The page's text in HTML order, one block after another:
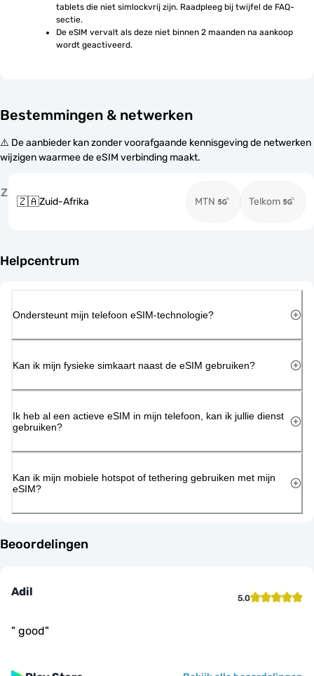
tablets die niet simlockvrij zijn. Raadpleeg bij twijfel de FAQ-
sectie.
De eSIM vervalt als deze niet binnen 2 maanden na aankoop
wordt geactiveerd.
Bestemmingen & netwerken
⚠️ De aanbieder kan zonder voorafgaande kennisgeving de netwerken
wijzigen waarmee de eSIM verbinding maakt.
Z
🇿🇦Zuid-Afrika MTN Telkom
Helpcentrum
Ondersteunt mijn telefoon eSIM-technologie?
Kan ik mijn fysieke simkaart naast de eSIM gebruiken?
Ik heb al een actieve eSIM in mijn telefoon, kan ik jullie dienst
gebruiken?
Kan ik mijn mobiele hotspot of tethering gebruiken met mijn
eSIM?
Beoordelingen
Adil 5.0
" good"